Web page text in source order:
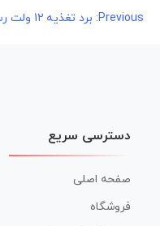
راهبری
Previous: برد تغذیه 12 ولت رسیور و ماهواره کلید دار
دسترسی سریع
صفحه اصلی
فروشگاه